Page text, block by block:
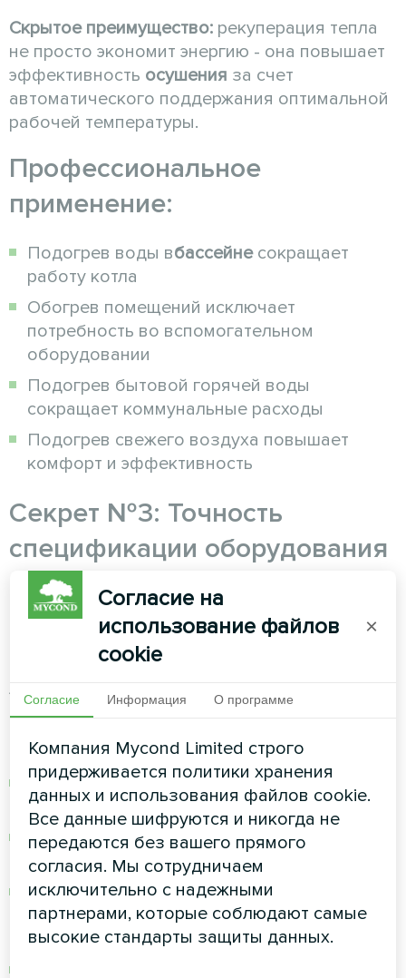
Скрытое преимущество: рекуперация тепла
не просто экономит энергию - она повышает
эффективность осушения за счет
автоматического поддержания оптимальной
рабочей температуры.
Профессиональное
применение:
Подогрев воды вбассейнесокращает
работу котла
Обогрев помещений исключает
потребность во вспомогательном
оборудовании
Подогрев бытовой горячей воды
сокращает коммунальные расходы
Подогрев свежего воздуха повышает
комфорт и эффективность
Секрет №3: Точность
спецификации оборудования
Профессиональные критерии выбора:
Специалисты по ОВКВ выбираютосушители
на основе специфических характеристик,
которые полностью игнорируются
любителями.
Важнейшие характеристики:
Коррозионностойкие теплообменники для
хлорированных сред
Вентиляторы с переменной скоростью для
точногоконтроля влажности
Технология двигателя постоянного тока
для энергоэффективности и бесшумной
работы
Согласие на
использование файлов
cookie
×
Согласие Информация О программе
Компания Mycond Limited строго
придерживается политики хранения
данных и использования файлов cookie.
Все данные шифруются и никогда не
передаются без вашего прямого
согласия. Мы сотрудничаем
исключительно с надежными
партнерами, которые соблюдают самые
высокие стандарты защиты данных.